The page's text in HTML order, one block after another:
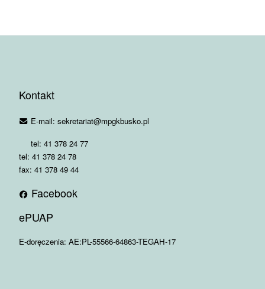
Kontakt
E-mail: sekretariat@mpgkbusko.pl
tel: 41 378 24 77
tel: 41 378 24 78
fax: 41 378 49 44
Facebook
ePUAP
E-doręczenia: AE:PL-55566-64863-TEGAH-17